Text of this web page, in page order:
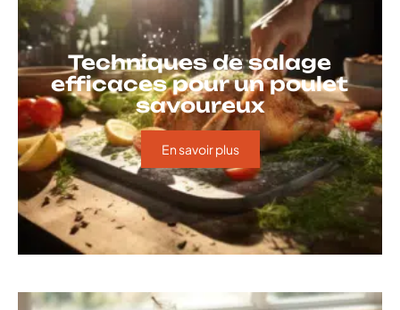
Techniques de salage
efficaces pour un poulet
savoureux
En savoir plus